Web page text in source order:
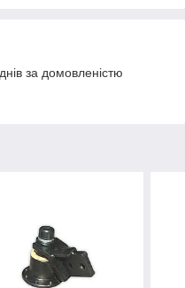
за домовленістю